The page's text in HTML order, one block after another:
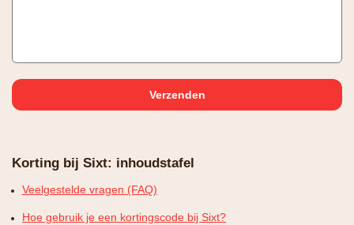
Korting bij Sixt: inhoudstafel
Veelgestelde vragen (FAQ)
Hoe gebruik je een kortingscode bij Sixt?